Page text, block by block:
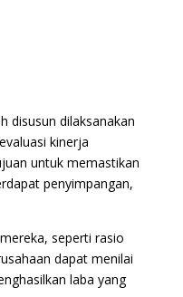
disusun dilaksanakan
kinerja
untuk memastikan
penyimpangan,
seperti rasio
dapat menilai
laba yang